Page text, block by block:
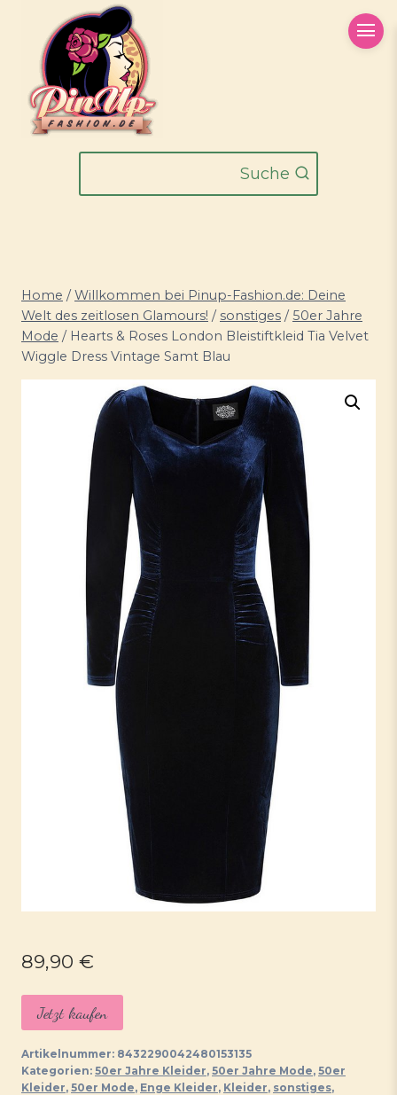
springen
Suche
Home / Willkommen bei Pinup-Fashion.de: Deine
Welt des zeitlosen Glamours! / sonstiges / 50er Jahre
Mode / Hearts & Roses London Bleistiftkleid Tia Velvet
Wiggle Dress Vintage Samt Blau
89,90 €
Jetzt kaufen
Artikelnummer: 8432290042480153135
Kategorien: 50er Jahre Kleider, 50er Jahre Mode, 50er
Kleider, 50er Mode, Enge Kleider, Kleider, sonstiges,